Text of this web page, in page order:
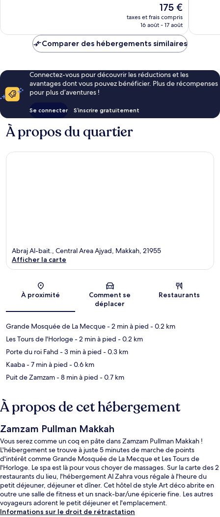
Le
nouveau
prix
de
175 €
taxes et frais compris
16 août - 17 août
Comparer des hébergements similaires
Connectez-vous pour découvrir les réductions et les
avantages dont vous pouvez bénéficier. Plus de récompenses
pour plus d’aventures !
Se connecter S’inscrire gratuitement
À propos du quartier
Carte
Abraj Al-bait., Central Area Ajyad, Makkah, 21955
Afficher la carte
À proximité
Comment se
déplacer
Restaurants
Grande Mosquée de La Mecque- 2 min à pied - 0.2 km
Les Tours de l'Horloge- 2 min à pied - 0.2 km
Porte du roi Fahd - 3 min à pied - 0.3 km
Kaaba- 7 min à pied - 0.6 km
Puit de Zamzam- 8 min à pied - 0.7 km
À propos de cet hébergement
Zamzam Pullman Makkah
Vous serez comme un coq en pâte dans Zamzam Pullman Makkah !
L'hébergement se trouve à juste 5 minutes de marche de points
d'intérêt comme Grande Mosquée de La Mecque et Les Tours de
l'Horloge. Le spa est là pour vous choyer de massages. Sur la carte des 2
restaurants du lieu, l'hébergement Al Zahra vous régale à l'heure du
petit déjeuner, déjeuner et dîner. Cet hôtel de style Art déco abrite en
outre une salle de fitness et un snack-bar/une épicerie fine. Les autres
voyageurs adorent le petit déjeuner et l'emplacement.
Informations sur le droit de rétractation